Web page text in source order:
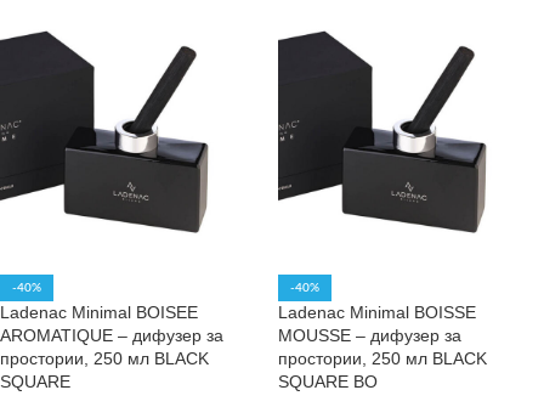
-40%
Ladenac Minimal BOISEE
AROMATIQUE – дифузер за
простории, 250 мл BLACK
SQUARE
-40%
Ladenac Minimal BOISSE
MOUSSE – дифузер за
простории, 250 мл BLACK
SQUARE BO